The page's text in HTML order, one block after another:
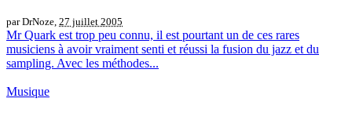
par DrNoze, 27 juillet 2005
Mr Quark est trop peu connu, il est pourtant un de ces rares
musiciens à avoir vraiment senti et réussi la fusion du jazz et du
sampling. Avec les méthodes...
Musique